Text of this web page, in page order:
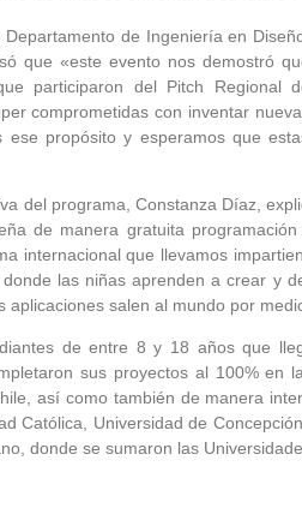
de Ingeniería en
que «este evento nos demostró
participaron del Pitch Regional
comprometidas con inventar
ese propósito y esperamos que
del programa, Constanza Díaz,
de manera gratuita
internacional que llevamos
las niñas aprenden a crear y
aplicaciones salen al mundo por
de entre 8 y 18 años que
sus proyectos al 100% en
así como también de manera
Católica, Universidad de
donde se sumaron las